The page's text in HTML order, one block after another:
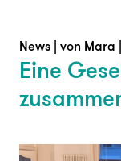
Community
Ehrenamt
Standort
News | von Mara
Eine